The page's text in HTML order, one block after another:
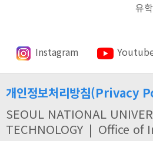
유
Instagram
개인정보처리방침(Privacy
SEOUL NATIONAL
TECHNOLOGY | Office of